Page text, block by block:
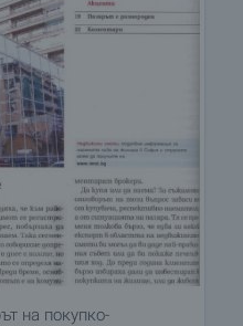
на покупко-